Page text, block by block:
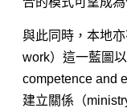
與此同時，本地
work）這一藍圖
competence and
建立關係（